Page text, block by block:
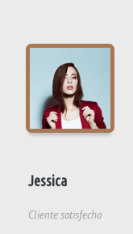
Jessica
Cliente satisfecho